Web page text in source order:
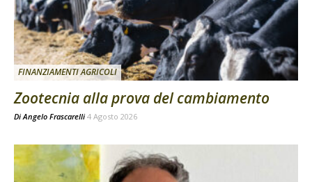
FINANZIAMENTI AGRICOLI
Zootecnia alla prova del cambiamento
DiAngelo Frascarelli 4 Agosto 2026